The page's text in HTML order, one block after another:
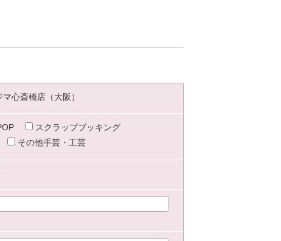
マ心斎橋店（大阪）
スクラップブッキング
その他手芸・工芸